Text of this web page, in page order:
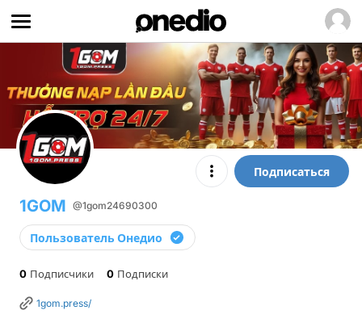
Подписаться
1GOM @1gom24690300
Пользователь Онедио
0 Подписчики 0 Подписки
1gom.press/